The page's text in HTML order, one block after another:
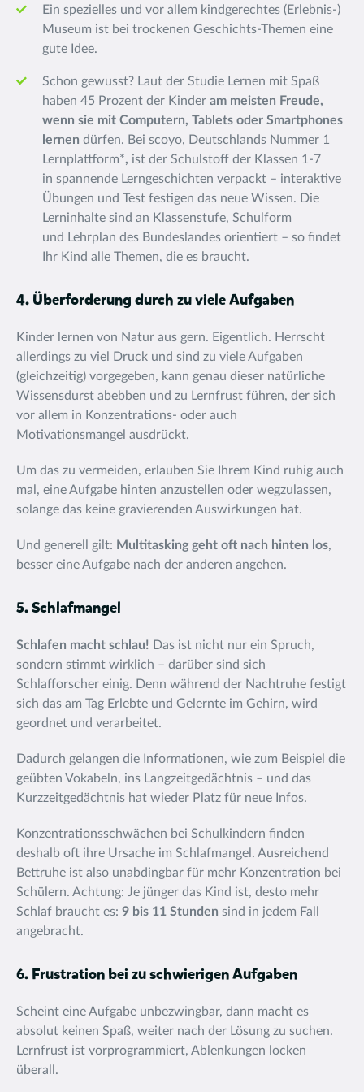
Ein spezielles und vor allem kindgerechtes (Erlebnis-)
Museum ist bei trockenen Geschichts-Themen eine
gute Idee.
Schon gewusst? Laut der Studie Lernen mit Spaß
haben 45 Prozent der Kinder am meisten Freude,
wenn sie mit Computern, Tablets oder Smartphones
lernen dürfen. Bei scoyo, Deutschlands Nummer 1
Lernplattform*, ist der Schulstoff der Klassen 1-7
in spannende Lerngeschichten verpackt – interaktive
Übungen und Test festigen das neue Wissen. Die
Lerninhalte sind an Klassenstufe, Schulform
und Lehrplan des Bundeslandes orientiert – so findet
Ihr Kind alle Themen, die es braucht.
4. Überforderung durch zu viele Aufgaben
Kinder lernen von Natur aus gern. Eigentlich. Herrscht
allerdings zu viel Druck und sind zu viele Aufgaben
(gleichzeitig) vorgegeben, kann genau dieser natürliche
Wissensdurst abebben und zu Lernfrust führen, der sich
vor allem in Konzentrations- oder auch
Motivationsmangel ausdrückt.
Um das zu vermeiden, erlauben Sie Ihrem Kind ruhig auch
mal, eine Aufgabe hinten anzustellen oder wegzulassen,
solange das keine gravierenden Auswirkungen hat.
Und generell gilt: Multitasking geht oft nach hinten los,
besser eine Aufgabe nach der anderen angehen.
5. Schlafmangel
Schlafen macht schlau! Das ist nicht nur ein Spruch,
sondern stimmt wirklich – darüber sind sich
Schlafforscher einig. Denn während der Nachtruhe festigt
sich das am Tag Erlebte und Gelernte im Gehirn, wird
geordnet und verarbeitet.
Dadurch gelangen die Informationen, wie zum Beispiel die
geübten Vokabeln, ins Langzeitgedächtnis – und das
Kurzzeitgedächtnis hat wieder Platz für neue Infos.
Konzentrationsschwächen bei Schulkindern finden
deshalb oft ihre Ursache im Schlafmangel. Ausreichend
Bettruhe ist also unabdingbar für mehr Konzentration bei
Schülern. Achtung: Je jünger das Kind ist, desto mehr
Schlaf braucht es: 9 bis 11 Stunden sind in jedem Fall
angebracht.
6. Frustration bei zu schwierigen Aufgaben
Scheint eine Aufgabe unbezwingbar, dann macht es
absolut keinen Spaß, weiter nach der Lösung zu suchen.
Lernfrust ist vorprogrammiert, Ablenkungen locken
überall.